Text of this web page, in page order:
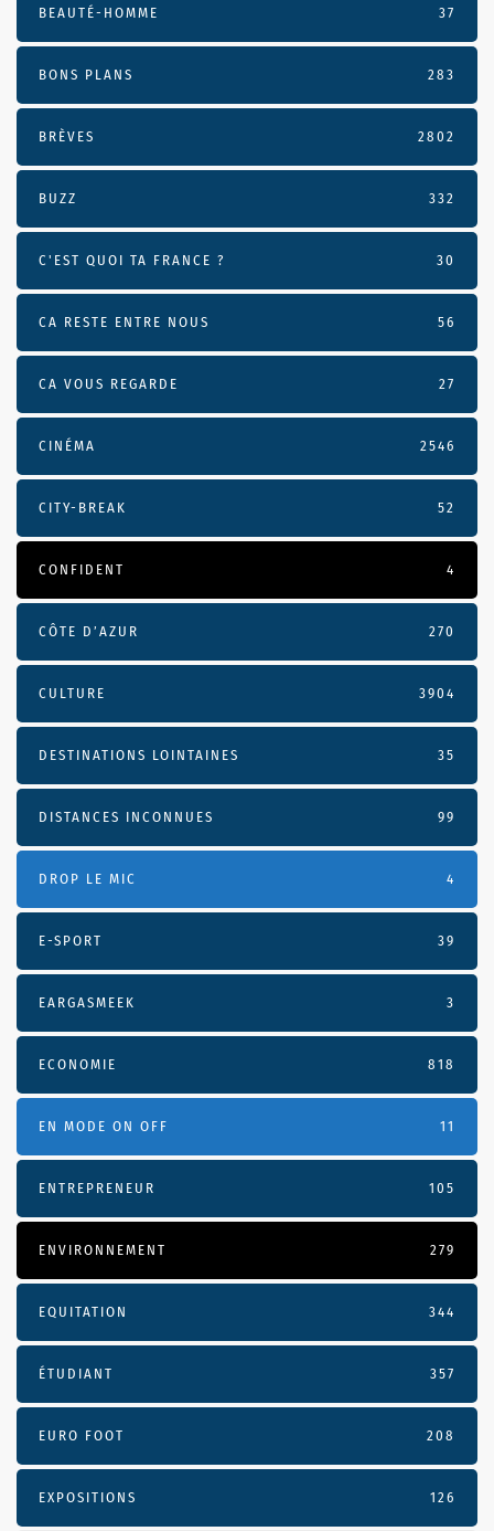
BEAUTÉ-HOMME 37
BONS PLANS 283
BRÈVES 2802
BUZZ 332
C'EST QUOI TA FRANCE ? 30
CA RESTE ENTRE NOUS 56
CA VOUS REGARDE 27
CINÉMA 2546
CITY-BREAK 52
CONFIDENT 4
CÔTE D’AZUR 270
CULTURE 3904
DESTINATIONS LOINTAINES 35
DISTANCES INCONNUES 99
DROP LE MIC 4
E-SPORT 39
EARGASMEEK 3
ECONOMIE 818
EN MODE ON OFF 11
ENTREPRENEUR 105
ENVIRONNEMENT 279
EQUITATION 344
ÉTUDIANT 357
EURO FOOT 208
EXPOSITIONS 126